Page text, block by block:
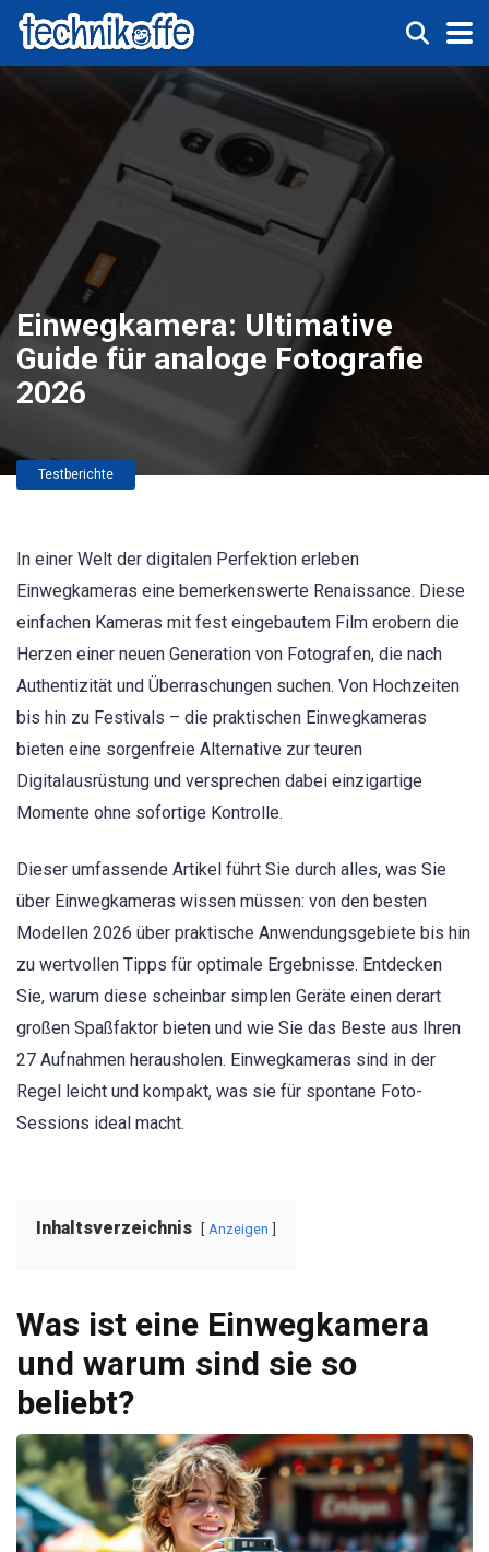
Einwegkamera: Ultimative
Guide für analoge Fotografie
2026
Testberichte
In einer Welt der digitalen Perfektion erleben
Einwegkameras eine bemerkenswerte Renaissance. Diese
einfachen Kameras mit fest eingebautem Film erobern die
Herzen einer neuen Generation von Fotografen, die nach
Authentizität und Überraschungen suchen. Von Hochzeiten
bis hin zu Festivals – die praktischen Einwegkameras
bieten eine sorgenfreie Alternative zur teuren
Digitalausrüstung und versprechen dabei einzigartige
Momente ohne sofortige Kontrolle.
Dieser umfassende Artikel führt Sie durch alles, was Sie
über Einwegkameras wissen müssen: von den besten
Modellen 2026 über praktische Anwendungsgebiete bis hin
zu wertvollen Tipps für optimale Ergebnisse. Entdecken
Sie, warum diese scheinbar simplen Geräte einen derart
großen Spaßfaktor bieten und wie Sie das Beste aus Ihren
27 Aufnahmen herausholen. Einwegkameras sind in der
Regel leicht und kompakt, was sie für spontane Foto-
Sessions ideal macht.
Inhaltsverzeichnis Anzeigen
Was ist eine Einwegkamera
und warum sind sie so
beliebt?